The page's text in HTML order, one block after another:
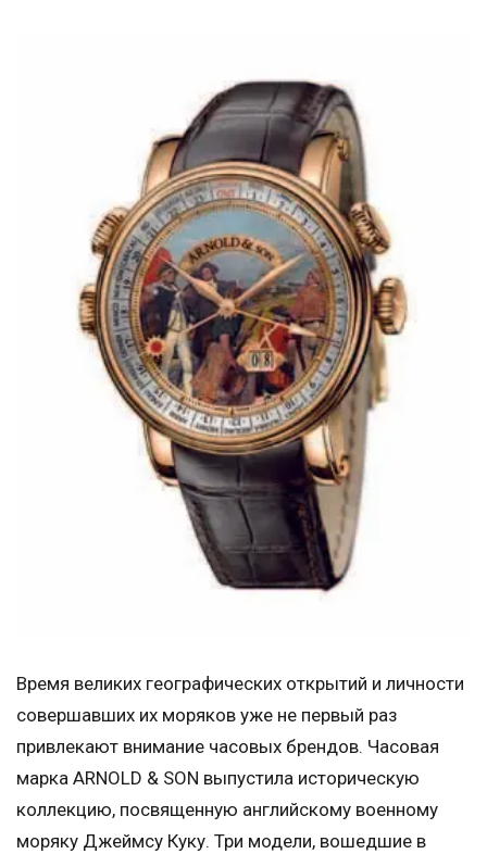
Время великих географических открытий и личности
совершавших их моряков уже не первый раз
привлекают внимание часовых брендов. Часовая
марка ARNOLD & SON выпустила историческую
коллекцию, посвященную английскому военному
моряку Джеймсу Куку. Три модели, вошедшие в